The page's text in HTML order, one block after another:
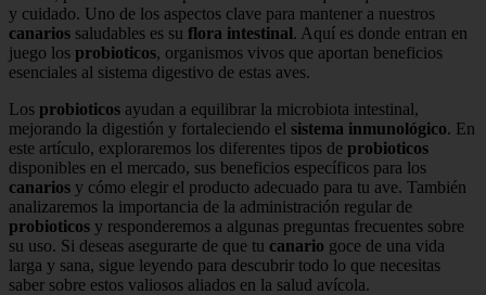
y cuidado. Uno de los aspectos clave para mantener a nuestros
canarios saludables es su flora intestinal. Aquí es donde entran en
juego los probioticos, organismos vivos que aportan beneficios
esenciales al sistema digestivo de estas aves.
Los probioticos ayudan a equilibrar la microbiota intestinal,
mejorando la digestión y fortaleciendo el sistema inmunológico. En
este artículo, exploraremos los diferentes tipos de probioticos
disponibles en el mercado, sus beneficios específicos para los
canarios y cómo elegir el producto adecuado para tu ave. También
analizaremos la importancia de la administración regular de
probioticos y responderemos a algunas preguntas frecuentes sobre
su uso. Si deseas asegurarte de que tu canario goce de una vida
larga y sana, sigue leyendo para descubrir todo lo que necesitas
saber sobre estos valiosos aliados en la salud avícola.